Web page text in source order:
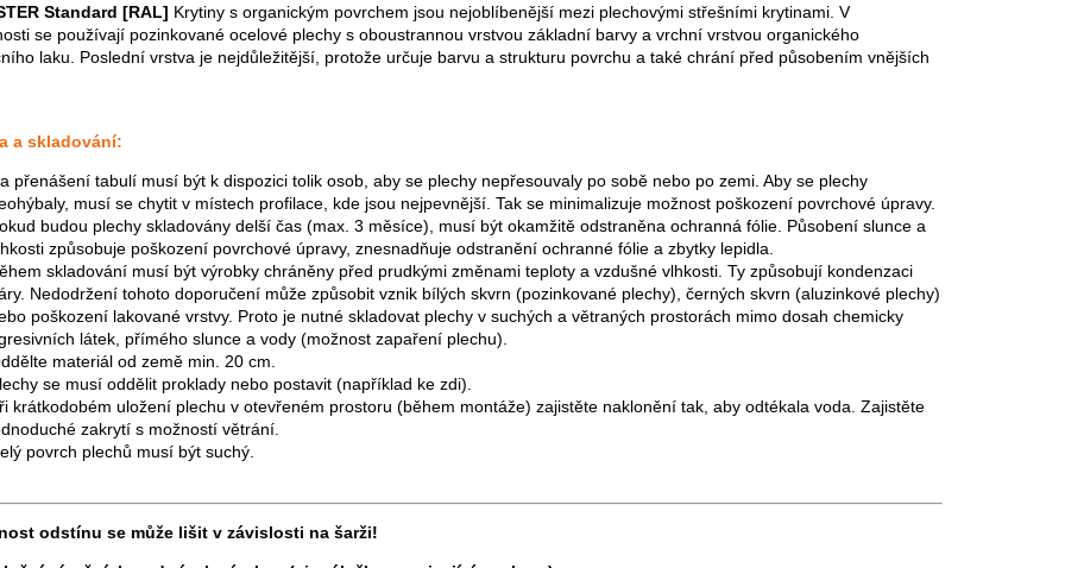
Standard [RAL] Krytiny s organickým povrchem jsou nejoblíbenější mezi plechovými střešními krytinami. V
se používají pozinkované ocelové plechy s oboustrannou vrstvou základní barvy a vrchní vrstvou organického
laku. Poslední vrstva je nejdůležitější, protože určuje barvu a strukturu povrchu a také chrání před působením vnějších
a skladování:
přenášení tabulí musí být k dispozici tolik osob, aby se plechy nepřesouvaly po sobě nebo po zemi. Aby se plechy
musí se chytit v místech profilace, kde jsou nejpevnější. Tak se minimalizuje možnost poškození povrchové úpravy.
budou plechy skladovány delší čas (max. 3 měsíce), musí být okamžitě odstraněna ochranná fólie. Působení slunce a
způsobuje poškození povrchové úpravy, znesnadňuje odstranění ochranné fólie a zbytky lepidla.
skladování musí být výrobky chráněny před prudkými změnami teploty a vzdušné vlhkosti. Ty způsobují kondenzaci
Nedodržení tohoto doporučení může způsobit vznik bílých skvrn (pozinkované plechy), černých skvrn (aluzinkové plechy)
poškození lakované vrstvy. Proto je nutné skladovat plechy v suchých a větraných prostorách mimo dosah chemicky
látek, přímého slunce a vody (možnost zapaření plechu).
materiál od země min. 20 cm.
se musí oddělit proklady nebo postavit (například ke zdi).
krátkodobém uložení plechu v otevřeném prostoru (během montáže) zajistěte naklonění tak, aby odtékala voda. Zajistěte
zakrytí s možností větrání.
povrch plechů musí být suchý.
odstínu se může lišit v závislosti na šarži!